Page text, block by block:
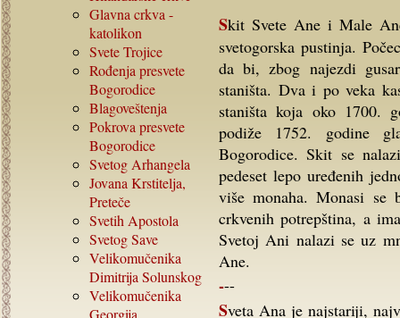
Glavna crkva -
katolikon
Svete Trojice
Rođenja presvete
Bogorodice
Blagoveštenja
Pokrova presvete
Bogorodice
Svetog Arhangela
Jovana Krstitelja,
Preteče
Svetih Apostola
Svetog Save
Velikomučenika
Dimitrija Solunskog
Velikomučenika
Georgija
Skit Svete Ane i Male Ane nalazi se u podnožju Atosa u delu odakle počinje
svetogorska pustinja.
da bi, zbog najezdi
staništa. Dva i po veka
staništa koja oko 1700.
podiže 1752. godine
Bogorodice. Skit se
pedeset lepo uređenih
više monaha. Monasi se
crkvenih potrepština, a
Svetoj Ani nalazi se uz
Ane.
---
Sveta Ana je najstariji, najveći i najpoznatiji svetogorski skit. Prvi put se pominje